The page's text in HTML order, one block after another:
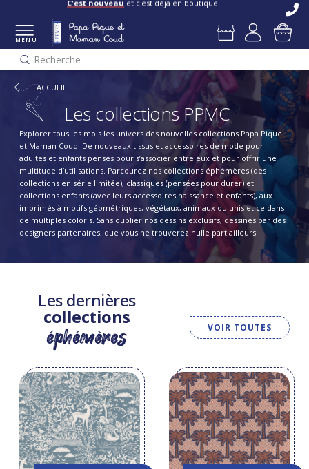
C'est nouveau et c'est déjà en boutique !
MENU
Recherche
ACCUEIL
Les collections PPMC
Explorer tous les mois les univers des nouvelles collections Papa Pique
et Maman Coud. De nouveaux tissus et accessoires de mode pour
adultes et enfants pensés pour s’associer entre eux et pour offrir une
multitude d’utilisations. Parcourez nos collections éphémères (des
collections en série limitée), classiques (pensées pour durer) et
collections enfants (avec leurs accessoires naissance et enfants), aux
imprimés à motifs géométriques, végétaux, animaux ou unis et ce dans
de multiples coloris. Sans oublier nos dessins exclusifs, dessinés par des
designers partenaires, que vous ne trouverez nulle part ailleurs !
Les dernières
collections
éphémères VOIR TOUTES